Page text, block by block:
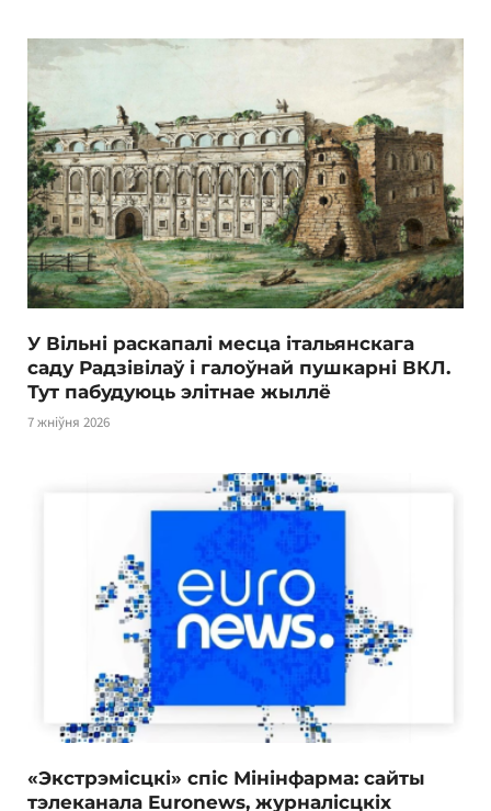
У Вільні раскапалі месца італьянскага
саду Радзівілаў і галоўнай пушкарні ВКЛ.
Тут пабудуюць элітнае жыллё
7 жніўня 2026
«Экстрэмісцкі» спіс Мінінфарма: сайты
тэлеканала Euronews, журналісцкіх